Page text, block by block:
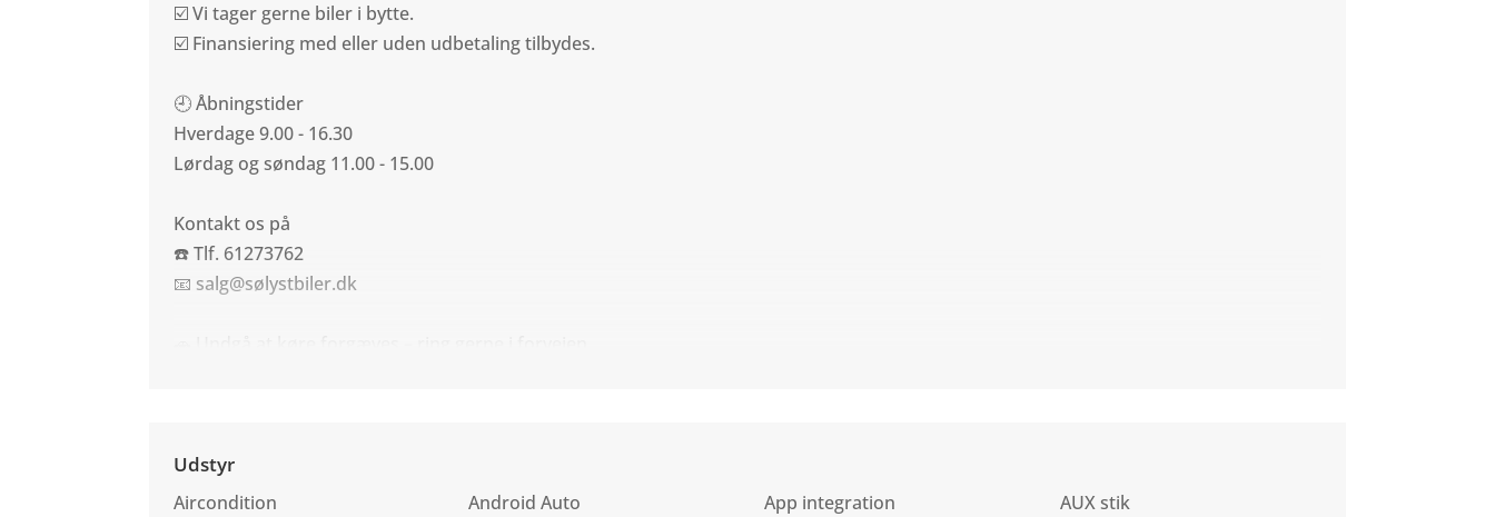
☑️ Vi tager gerne biler i bytte.
☑️ Finansiering med eller uden udbetaling tilbydes.
🕘 Åbningstider
Hverdage 9.00 - 16.30
Lørdag og søndag 11.00 - 15.00
Kontakt os på
☎️ Tlf. 61273762
📧 salg@sølystbiler.dk
Udstyr
Aircondition Android Auto App integration
AUX stik